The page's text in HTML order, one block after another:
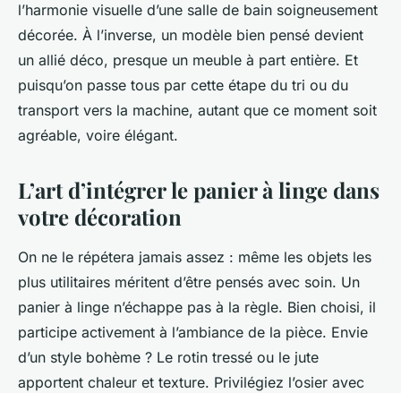
l’harmonie visuelle d’une salle de bain soigneusement
décorée. À l’inverse, un modèle bien pensé devient
un allié déco, presque un meuble à part entière. Et
puisqu’on passe tous par cette étape du tri ou du
transport vers la machine, autant que ce moment soit
agréable, voire élégant.
L’art d’intégrer le panier à linge dans
votre décoration
On ne le répétera jamais assez : même les objets les
plus utilitaires méritent d’être pensés avec soin. Un
panier à linge n’échappe pas à la règle. Bien choisi, il
participe activement à l’ambiance de la pièce. Envie
d’un style bohème ? Le rotin tressé ou le jute
apportent chaleur et texture. Privilégiez l’osier avec